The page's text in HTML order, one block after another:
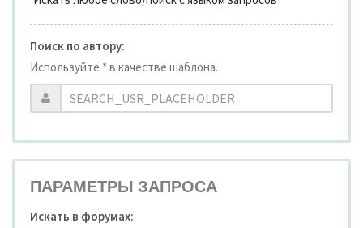
Поиск по автору:
Используйте * в качестве шаблона.
ПАРАМЕТРЫ ЗАПРОСА
Искать в форумах: